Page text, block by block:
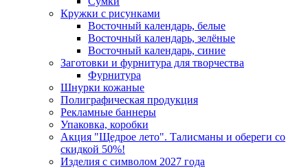
Кружки с рисунками
Восточный календарь, белые
Восточный календарь, зелёные
Восточный календарь, синие
Заготовки и фурнитура для творчества
Фурнитура
Шнурки кожаные
Полиграфическая продукция
Рекламные баннеры
Упаковка, коробки
Акция "Щедрое лето". Талисманы и обереги со
скидкой 50%!
Изделия с символом 2027 года